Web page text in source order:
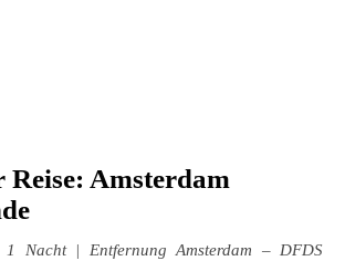
Reise: Amsterdam
Nacht | Entfernung Amsterdam – DFDS